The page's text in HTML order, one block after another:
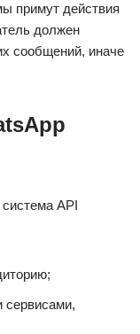
примут действия
должен
сообщений, иначе
API
сервисами,